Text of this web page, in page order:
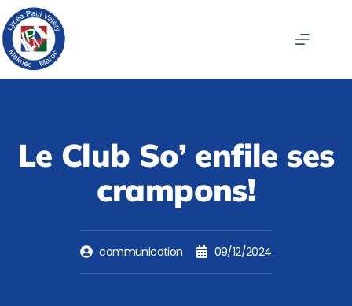
Le Club So’ enfile ses
crampons!
communication 09/12/2024